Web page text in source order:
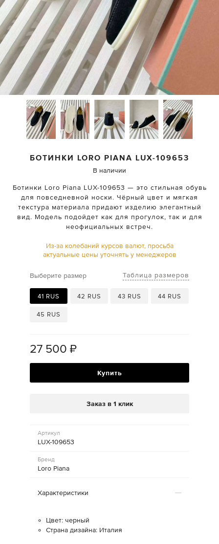
БОТИНКИ LORO PIANA LUX-109653
В наличии
Ботинки Loro Piana LUX-109653 — это стильная обувь
для повседневной носки. Чёрный цвет и мягкая
текстура материала придают изделию элегантный
вид. Модель подойдет как для прогулок, так и для
неофициальных встреч.
Из-за колебаний курсов валют, просьба
актуальные цены уточнять у менеджеров
Выберите размер Таблица размеров
41 RUS 42 RUS 43 RUS 44 RUS
45 RUS
27 500 ₽
Купить
Заказ в 1 клик
Артикул
LUX-109653
Бренд
Loro Piana
Характеристики
Цвет: черный
Страна дизайна: Италия